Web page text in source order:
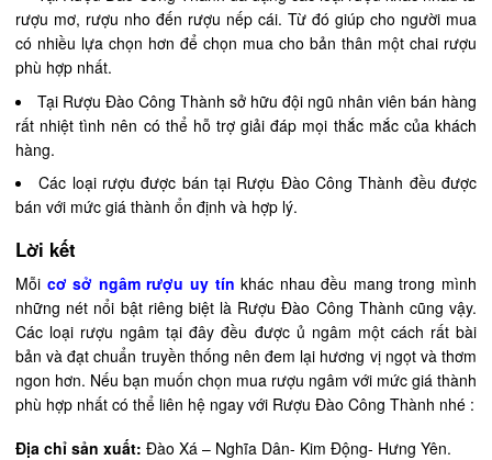
rượu mơ, rượu nho đến rượu nếp cái. Từ đó giúp cho người mua
có nhiều lựa chọn hơn để chọn mua cho bản thân một chai rượu
phù hợp nhất.
Tại Rượu Đào Công Thành sở hữu đội ngũ nhân viên bán hàng
rất nhiệt tình nên có thể hỗ trợ giải đáp mọi thắc mắc của khách
hàng.
Các loại rượu được bán tại Rượu Đào Công Thành đều được
bán với mức giá thành ổn định và hợp lý.
Lời kết
Mỗi cơ sở ngâm rượu uy tín khác nhau đều mang trong mình
những nét nổi bật riêng biệt là Rượu Đào Công Thành cũng vậy.
Các loại rượu ngâm tại đây đều được ủ ngâm một cách rất bài
bản và đạt chuẩn truyền thống nên đem lại hương vị ngọt và thơm
ngon hơn. Nếu bạn muốn chọn mua rượu ngâm với mức giá thành
phù hợp nhất có thể liên hệ ngay với Rượu Đào Công Thành nhé :
Địa chỉ sản xuất: Đào Xá – Nghĩa Dân- Kim Động- Hưng Yên.